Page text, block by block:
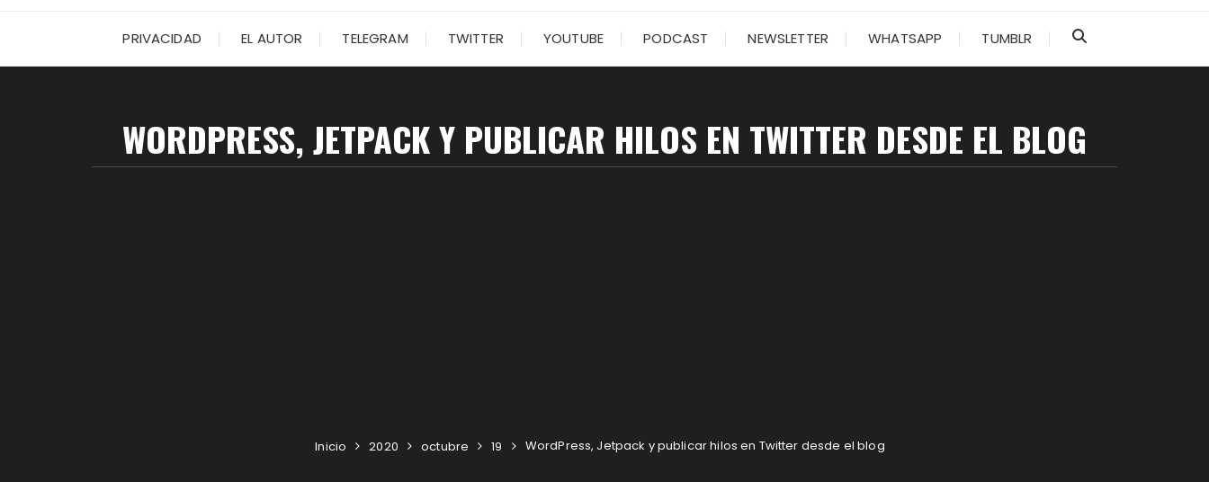
PRIVACIDAD EL AUTOR TELEGRAM TWITTER YOUTUBE PODCAST NEWSLETTER WHATSAPP TUMBLR
WORDPRESS, JETPACK Y PUBLICAR HILOS EN TWITTER DESDE EL BLOG
Inicio 2020 octubre 19 WordPress, Jetpack y publicar hilos en Twitter desde el blog